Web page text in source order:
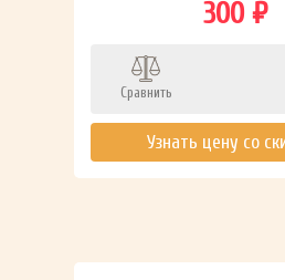
300 ₽
Сравнить
Узнать цену со